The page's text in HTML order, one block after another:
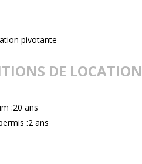
pivotante
DE LOCATION
:20 ans
:2 ans